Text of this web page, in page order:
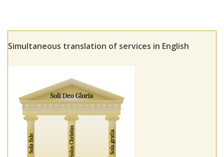
Simultaneous translation of services in English